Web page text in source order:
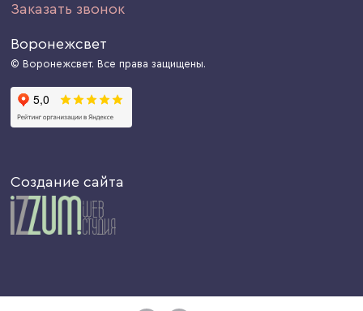
Заказать звонок
Воронежсвет
© Воронежсвет. Все права защищены.
Создание сайта